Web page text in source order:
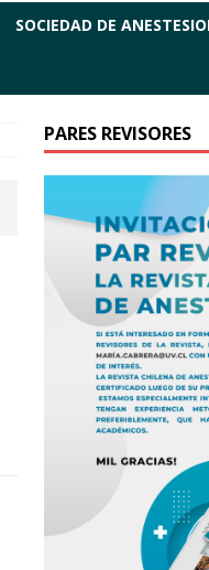
SOCIEDAD DE
PARES REVISORES